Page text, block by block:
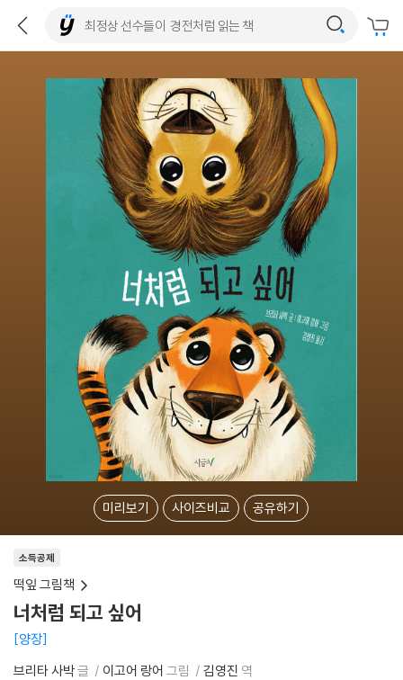
미리보기 사이즈비교 공유하기
소득공제
떡잎 그림책
너처럼 되고 싶어
양장
브리타 사박글 이고어 랑어 그림 김영진 역